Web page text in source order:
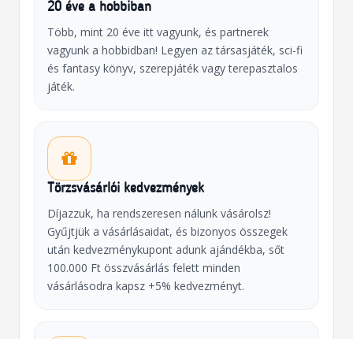
20 éve a hobbiban
Több, mint 20 éve itt vagyunk, és partnerek
vagyunk a hobbidban! Legyen az társasjáték, sci-fi
és fantasy könyv, szerepjáték vagy terepasztalos
játék.
Törzsvásárlói kedvezmények
Díjazzuk, ha rendszeresen nálunk vásárolsz!
Gyűjtjük a vásárlásaidat, és bizonyos összegek
után kedvezménykupont adunk ajándékba, sőt
100.000 Ft összvásárlás felett minden
vásárlásodra kapsz +5% kedvezményt.